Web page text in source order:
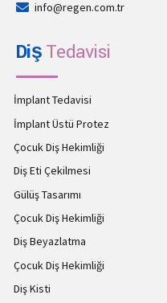
info@regen.com.tr
DişTedavisi
İmplant Tedavisi
İmplant Üstü Protez
Çocuk Diş Hekimliği
Diş Eti Çekilmesi
Gülüş Tasarımı
Çocuk Diş Hekimliği
Diş Beyazlatma
Çocuk Diş Hekimliği
Diş Kisti